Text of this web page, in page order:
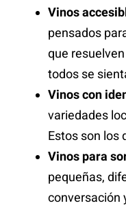
Vinos
pensados
que
todos se
Vinos con
variedades
Estos son los
Vinos para
pequeñas,
conversación